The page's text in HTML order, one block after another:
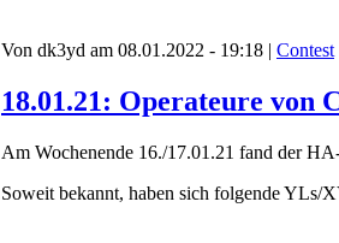
Von dk3yd am 08.01.2022 - 19:18 | Contest
18.01.21: Operateure von
Am Wochenende 16./17.01.21 fand der
Soweit bekannt, haben sich folgende YLs/